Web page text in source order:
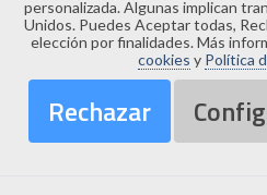
personalizada. Algunas implican
Unidos. Puedes Aceptar todas,
elección por finalidades. Más
cookies y Política
Rechazar
© 2026 iBroker.Aviso legal.